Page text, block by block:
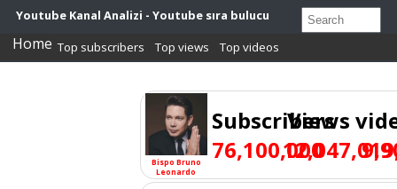
Youtube Kanal Analizi - Youtube sıra bulucu
Home Top subscribers Top views Top videos
Bispo Bruno
Leonardo
Subscribers
76,100,000
Views